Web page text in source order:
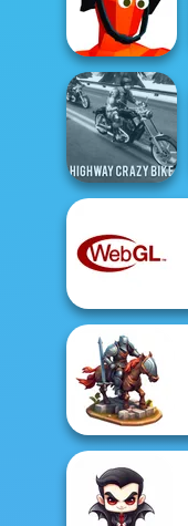
Alphabet: Merge
And Fight
Funny Shooter
Highway Crazy